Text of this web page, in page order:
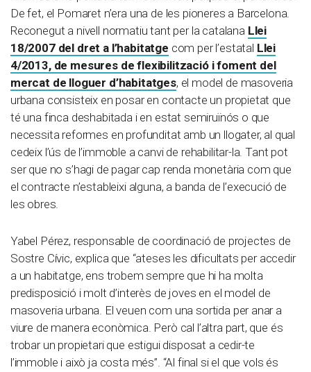
De fet, el Pomaret n’era una de les pioneres a Barcelona.
Reconegut a nivell normatiu tant per la catalana Llei
18/2007 del dret a l’habitatge com per l’estatal Llei
4/2013, de mesures de flexibilització i foment del
mercat de lloguer d’habitatges, el model de masoveria
urbana consisteix en posar en contacte un propietat que
té una finca deshabitada i en estat semiruïnós o que
necessita reformes en profunditat amb un llogater, al qual
cedeix l’ús de l’immoble a canvi de rehabilitar-la. Tant pot
ser que no s’hagi de pagar cap renda monetària com que
el contracte n’estableixi alguna, a banda de l’execució de
les obres.
Yabel Pérez, responsable de coordinació de projectes de
Sostre Cívic, explica que “ateses les dificultats per accedir
a un habitatge, ens trobem sempre que hi ha molta
predisposició i molt d’interès de joves en el model de
masoveria urbana. El veuen com una sortida per anar a
viure de manera econòmica. Però cal l’altra part, que és
trobar un propietari que estigui disposat a cedir-te
l’immoble i això ja costa més”. “Al final si el que vols és